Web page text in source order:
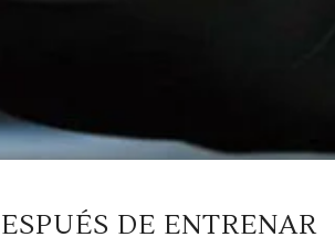
DE ENTRENAR